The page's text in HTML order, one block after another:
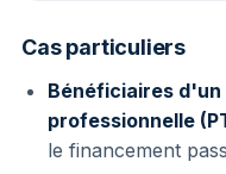
Cas particuliers
Bénéficiaires
professionnelle
le financement